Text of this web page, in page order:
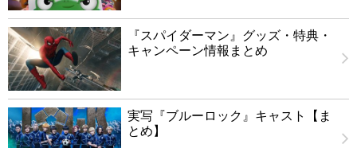
『スパイダーマン』グッズ・特典・
キャンペーン情報まとめ
実写『ブルーロック』キャスト【ま
とめ】